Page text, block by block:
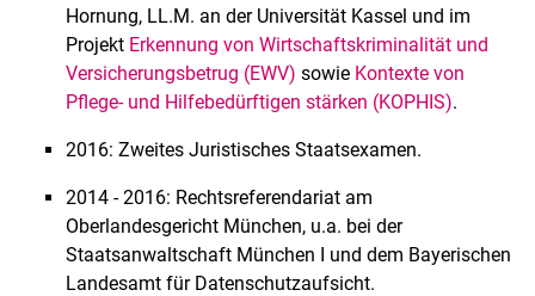
Sabrina Schomberg
Linda Seyda
Dr. Anja Teigeler
Dr. Bernd Wagner
Katharina Wentland
Hornung, LL.M. an der Universität Kassel und im
Projekt Erkennung von Wirtschaftskriminalität und
Versicherungsbetrug (EWV) sowie Kontexte von
Pflege- und Hilfebedürftigen stärken (KOPHIS).
2016: Zweites Juristisches Staatsexamen.
2014 - 2016: Rechtsreferendariat am
Oberlandesgericht München, u.a. bei der
Staatsanwaltschaft München I und dem Bayerischen
Landesamt für Datenschutzaufsicht.